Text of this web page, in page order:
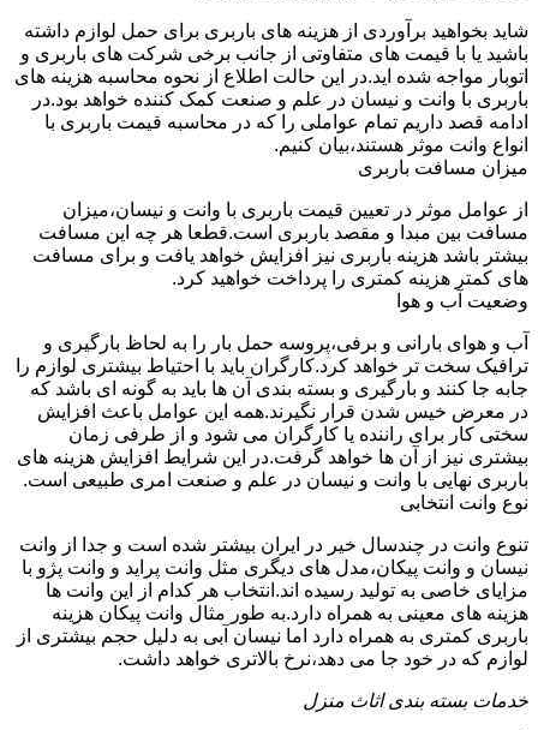
شاید بخواهید برآوردی از هزینه های باربری برای حمل لوازم داشته
باشید یا با قیمت های متفاوتی از جانب برخی شرکت های باربری و
اتوبار مواجه شده اید.در این حالت اطلاع از نحوه محاسبه هزینه های
باربری با وانت و نیسان در علم و صنعت کمک کننده خواهد بود.در
ادامه قصد داریم تمام عواملی را که در محاسبه قیمت باربری با
انواع وانت موثر هستند،بیان کنیم.
میزان مسافت باربری
از عوامل موثر در تعیین قیمت باربری با وانت و نیسان،میزان
مسافت بین مبدا و مقصد باربری است.قطعا هر چه این مسافت
بیشتر باشد هزینه باربری نیز افزایش خواهد یافت و برای مسافت
های کمتر هزینه کمتری را پرداخت خواهید کرد.
وضعیت آب و هوا
آب و هوای بارانی و برفی،پروسه حمل بار را به لحاظ بارگیری و
ترافیک سخت تر خواهد کرد.کارگران باید با احتیاط بیشتری لوازم را
جابه جا کنند و بارگیری و بسته بندی آن ها باید به گونه ای باشد که
در معرض خیس شدن قرار نگیرند.همه این عوامل باعث افزایش
سختی کار برای راننده یا کارگران می شود و از طرفی زمان
بیشتری نیز از آن ها خواهد گرفت.در این شرایط افزایش هزینه های
باربری نهایی با وانت و نیسان در علم و صنعت امری طبیعی است.
نوع وانت انتخابی
تنوع وانت در چندسال خیر در ایران بیشتر شده است و جدا از وانت
نیسان و وانت پیکان،مدل های دیگری مثل وانت پراید و وانت پژو با
مزایای خاصی به تولید رسیده اند.انتخاب هر کدام از این وانت ها
هزینه های معینی به همراه دارد.به طور مثال وانت پیکان هزینه
باربری کمتری به همراه دارد اما نیسان آبی به دلیل حجم بیشتری از
لوازم که در خود جا می دهد،نرخ بالاتری خواهد داشت.
خدمات بسته بندی اثاث منزل